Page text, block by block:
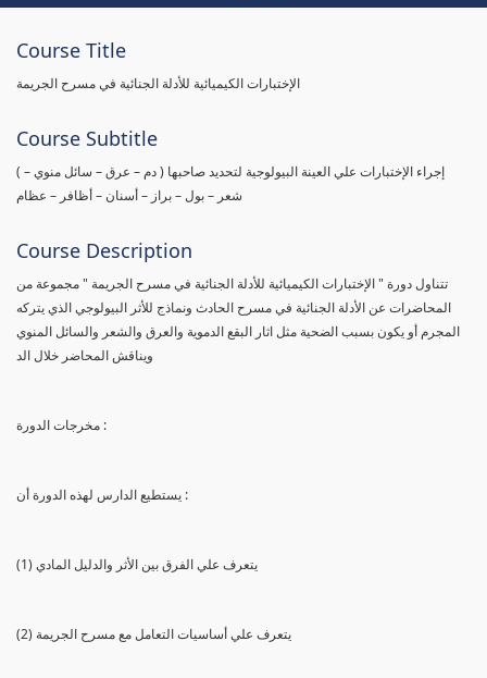
Course Title
الإختبارات الكيميائية للأدلة الجنائية في مسرح الجريمة
Course Subtitle
( إجراء الإختبارات علي العينة البيولوجية لتحديد صاحبها ( دم – عرق – سائل منوي –
شعر – بول – براز – أسنان – أظافر – عظام
Course Description
تتناول دورة " الإختبارات الكيميائية للأدلة الجنائية في مسرح الجريمة " مجموعة من
المحاضرات عن الأدلة الجنائية في مسرح الحادث ونماذج للأثر البيولوجي الذي يتركه
المجرم أو يكون بسبب الضحية مثل اثار البقع الدموية والعرق والشعر والسائل المنوي
ويناقش المحاضر خلال الد
مخرجات الدورة :
يستطيع الدارس لهذه الدورة أن :
(1) يتعرف علي الفرق بين الأثر والدليل المادي
(2) يتعرف علي أساسيات التعامل مع مسرح الجريمة